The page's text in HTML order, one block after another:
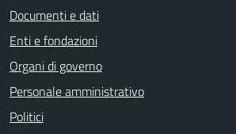
Documenti e dati
Enti e fondazioni
Organi di governo
Personale amministrativo
Politici